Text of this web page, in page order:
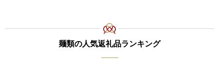
麺類の人気返礼品ランキング